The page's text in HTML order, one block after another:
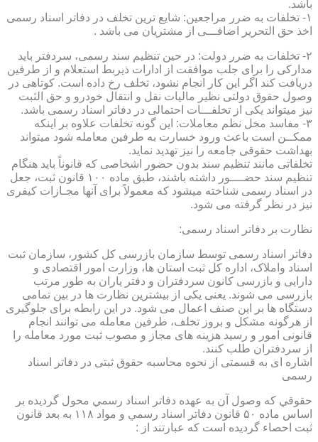
باشد.
۱- تخلفات به ضرر مراجعین: شایع ترین تخلف در دفاتر اسناد رسمی
اخذ حق التحریر اضافـــی از مشتریان می باشد .
۲- تخلفات به ضرر دولت: در حین تنظیم سند رسمی، سردفتر باید
مدارکی را برای جلب موافقت از ادارات ذیربط استعلام و از طرفین
دریافت کند اگر این کار انجام نشود، تخلف رخ داده است. کوتاهی در
وصول حقوق دولتی نظیر مالیات نقل و انتقال خودرو و حق الثبت
نیز میتواند یکی از تخلفـــات احتمالی در دفاتر اسناد رسمی باشد.
۳- مفاسد مخل نظم معاملات: این گونه تخلفات علاوه بر اینکه
ممکــن است باعث ورود خسارت به طرفین معامله شود میتواند
بهداشت حقوقی جامعه را نیز تهدید نماید.
تخلفاتی مانند تنظیم سند بدون حضور اشخاصی که قانوناً باید هنگام
تنظیم سند حضــــور داشته باشند، طبق ماده ۱۰۰ قانون ثبت، جعل
در اسناد رسمی شناخته میشود که معمولاً برای آنها مجـازات کیفری
نیز در نظر گرفته می شود.
نظارت بر دفاتر اسناد رسمی:
دفاتر اسناد رسمی توسط سازمان بازرسی کل کشور، سازمان ثبت
اسناد واملاک، اداره کل ثبت استان ها، وزارت امور اقتصادی و
دارایی و بازرسی کانون سردفتران و دفتر یاران به طور مرتب
بازرسی می شوند. یعنی یکی از بیشترین نظارت ها در بین تمامی
دستگاه ها بر این صنف اعمال می شود. در این رابطه برای جلوگیری
از هرگونه مشکل و بروز تخلف، طرفین معامله می توانند انجام
قانونی امور و رسید هزینه های مجاز و مصوب ثبت مورد معامله را
از سردفتران طلب کنند.
اشاره ای به قسمتی از نحوه محاسبه حقوق ثبتی در دفاتر اسناد
رسمی
حقوقي كه وصول آن به عهده دفاتر اسناد رسمي محول گرديده بر
اساس ماده ۵۰ قانون دفاتر اسناد رسمي و مواد ۱۱۸ به بعد قانون
ثبت احصاء گرديده است كه عبارتند از :